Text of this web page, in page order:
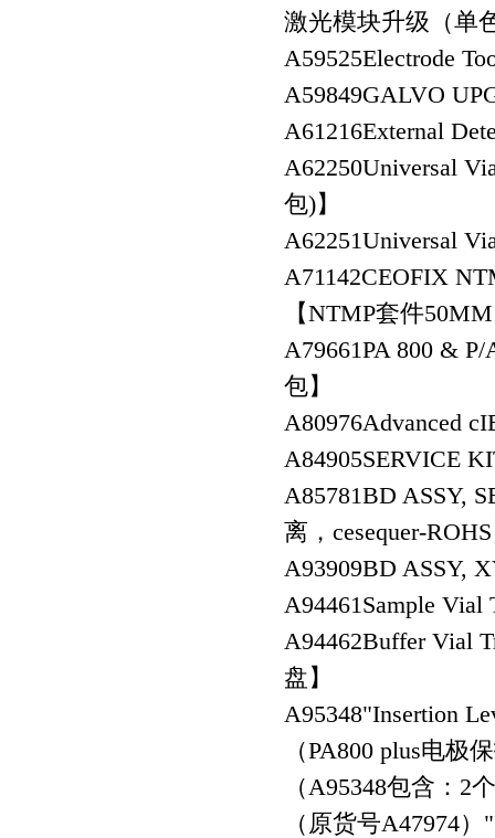
激光模块升级（单
A59525Electrode
A59849GALVO
A61216External
A62250Universal
包)】
A62251Universal
A71142CEOFIX
【NTMP套件
A79661PA 800 &
包】
A80976Advanced
A84905SERVICE
A85781BD ASSY,
离，cesequer-
A93909BD ASSY,
A94461Sample
A94462Buffer Vial
盘】
A95348"Insertion
（PA800 plus电极
（A95348包含：2
（原货号A47974）"